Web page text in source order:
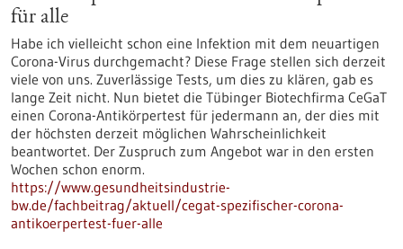
für alle
Habe ich vielleicht schon eine Infektion mit dem neuartigen
Corona-Virus durchgemacht? Diese Frage stellen sich derzeit
viele von uns. Zuverlässige Tests, um dies zu klären, gab es
lange Zeit nicht. Nun bietet die Tübinger Biotechfirma CeGaT
einen Corona-Antikörpertest für jedermann an, der dies mit
der höchsten derzeit möglichen Wahrscheinlichkeit
beantwortet. Der Zuspruch zum Angebot war in den ersten
Wochen schon enorm.
https://www.gesundheitsindustrie-
bw.de/fachbeitrag/aktuell/cegat-spezifischer-corona-
antikoerpertest-fuer-alle